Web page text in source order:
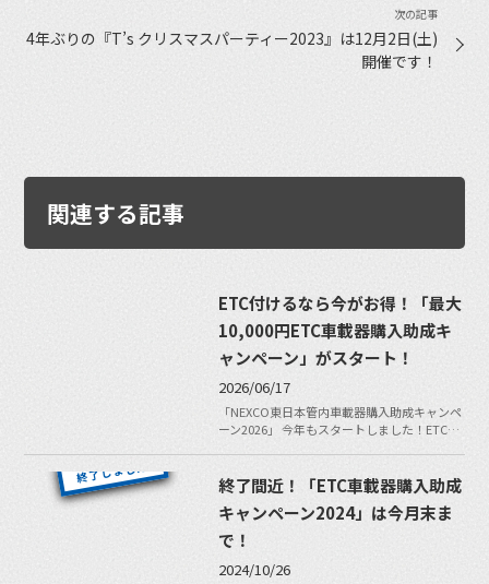
4年ぶりの『T’s クリスマスパーティー2023』は12月2日(土)
開催です！
関連する記事
ETC付けるなら今がお得！「最大
10,000円ETC車載器購入助成キ
ャンペーン」がスタート！
2026/06/17
「NEXCO東日本管内車載器購入助成キャンペ
ーン2026」 今年もスタートしました！ETC…
終了間近！「ETC車載器購入助成
キャンペーン2024」は今月末ま
で！
2024/10/26